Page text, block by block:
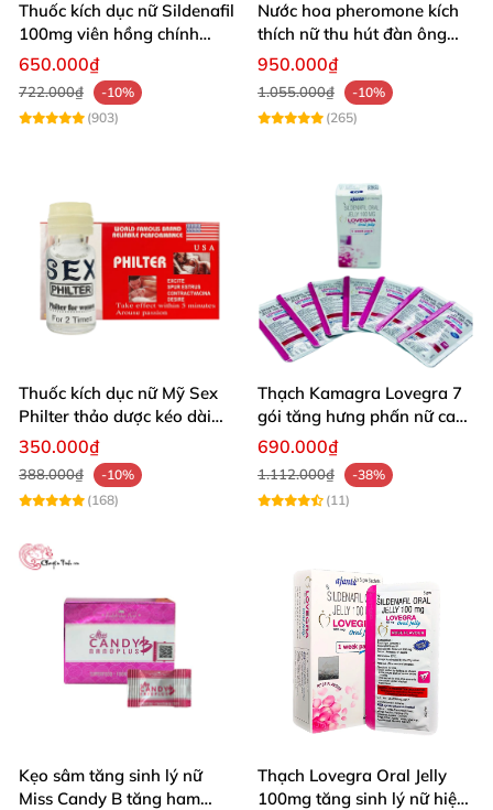
Thuốc kích dục nữ Sildenafil
100mg viên hồng chính
hãng
650.000₫
722.000₫
-10%
(903)
Nước hoa pheromone kích
thích nữ thu hút đàn ông
mạnh mẽ 10ml
950.000₫
1.055.000₫
-10%
(265)
Thuốc kích dục nữ Mỹ Sex
Philter thảo dược kéo dài
hưng phấn
350.000₫
388.000₫
-10%
(168)
Thạch Kamagra Lovegra 7
gói tăng hưng phấn nữ cao
cấp
690.000₫
1.112.000₫
-38%
(11)
Kẹo sâm tăng sinh lý nữ
Miss Candy B tăng ham
Thạch Lovegra Oral Jelly
100mg tăng sinh lý nữ hiệu